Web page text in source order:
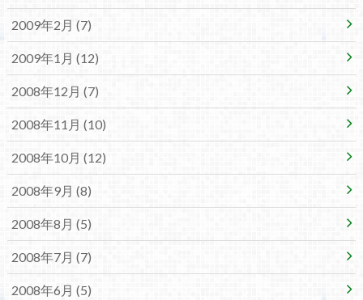
2009年2月 (7)
2009年1月 (12)
2008年12月 (7)
2008年11月 (10)
2008年10月 (12)
2008年9月 (8)
2008年8月 (5)
2008年7月 (7)
2008年6月 (5)